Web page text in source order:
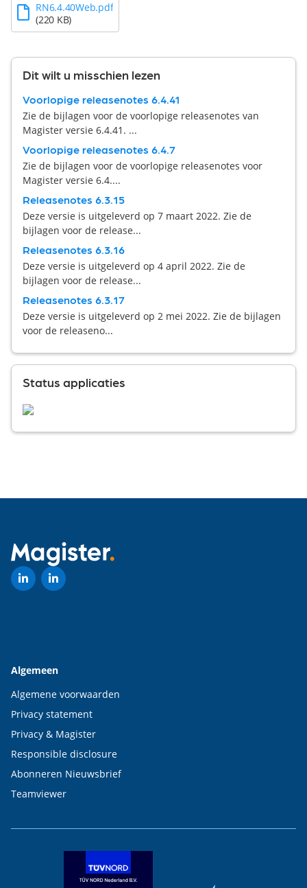
RN6.4.40Web.pdf
(220 KB)
Dit wilt u misschien lezen
Voorlopige releasenotes 6.4.41
Zie de bijlagen voor de voorlopige releasenotes van
Magister versie 6.4.41. ...
Voorlopige releasenotes 6.4.7
Zie de bijlagen voor de voorlopige releasenotes voor
Magister versie 6.4....
Releasenotes 6.3.15
Deze versie is uitgeleverd op 7 maart 2022. Zie de
bijlagen voor de release...
Releasenotes 6.3.16
Deze versie is uitgeleverd op 4 april 2022. Zie de
bijlagen voor de release...
Releasenotes 6.3.17
Deze versie is uitgeleverd op 2 mei 2022. Zie de bijlagen
voor de releaseno...
Status applicaties
Algemeen
Algemene voorwaarden
Privacy statement
Privacy & Magister
Responsible disclosure
Abonneren Nieuwsbrief
Teamviewer